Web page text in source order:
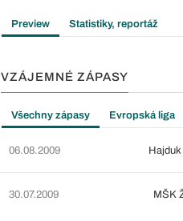
Preview Statistiky, reportáž
VZÁJEMNÉ ZÁPASY
Všechny zápasy Evropská liga
06.08.2009
30.07.2009 MŠK